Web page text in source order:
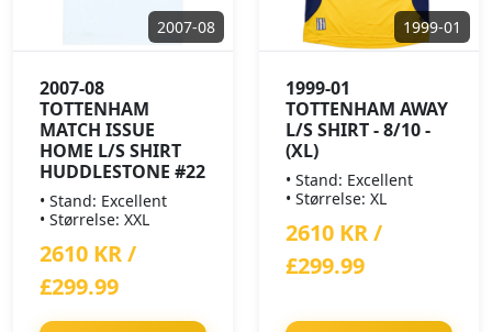
2007-08
2007-08
TOTTENHAM
MATCH ISSUE
HOME L/S SHIRT
HUDDLESTONE #22
• Stand: Excellent
• Størrelse: XXL
2610 KR /
£299.99
1999-01
1999-01
TOTTENHAM AWAY
L/S SHIRT - 8/10 -
(XL)
• Stand: Excellent
• Størrelse: XL
2610 KR /
£299.99